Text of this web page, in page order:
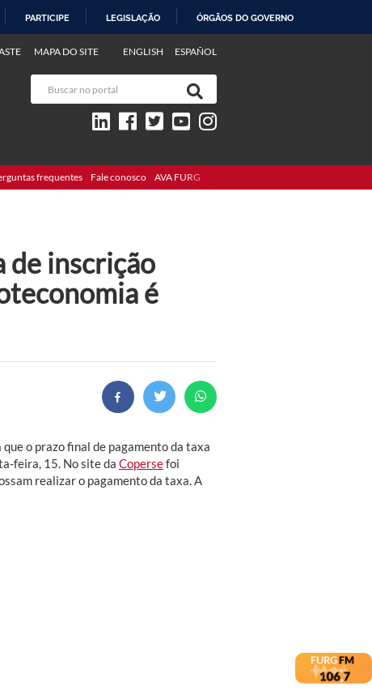
PARTICIPE LEGISLAÇÃO ÓRGÃOS DO GOVERNO
ENGLISH ESPAÑOL
MAPA DO SITE
frequentes Fale conosco AVA FURG
de inscrição
é
o prazo final de pagamento da taxa
feira, 15. No site da Copersefoi
realizar o pagamento da taxa. A